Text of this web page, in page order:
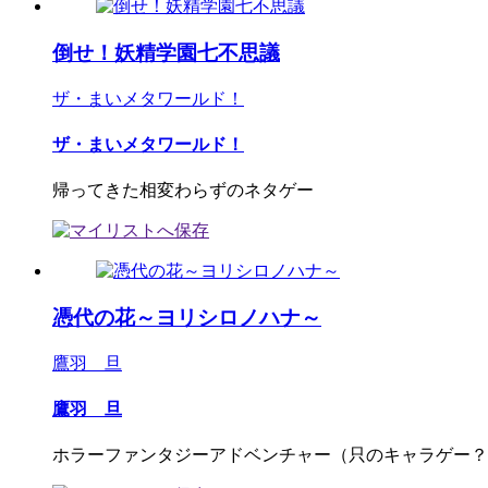
倒せ！妖精学園七不思議
ザ・まいメタワールド！
ザ・まいメタワールド！
帰ってきた相変わらずのネタゲー
憑代の花～ヨリシロノハナ～
鷹羽 旦
鷹羽 旦
ホラーファンタジーアドベンチャー（只のキャラゲー